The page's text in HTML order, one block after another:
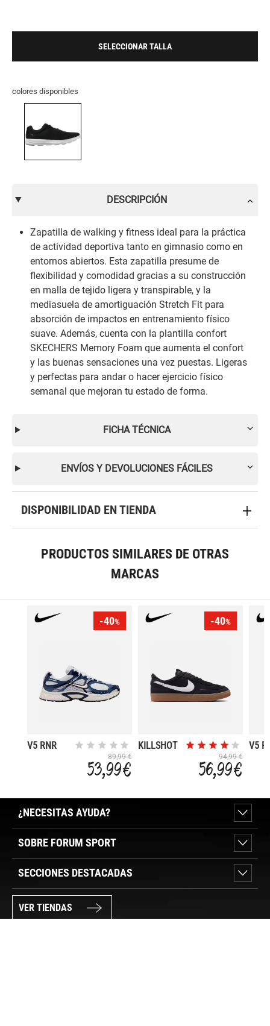
SELECCIONAR TALLA
colores disponibles
DESCRIPCIÓN
Zapatilla de walking y fitness ideal para la práctica
de actividad deportiva tanto en gimnasio como en
entornos abiertos. Esta zapatilla presume de
flexibilidad y comodidad gracias a su construcción
en malla de tejido ligera y transpirable, y la
mediasuela de amortiguación Stretch Fit para
absorción de impactos en entrenamiento físico
suave. Además, cuenta con la plantilla confort
SKECHERS Memory Foam que aumenta el confort
y las buenas sensaciones una vez puestas. Ligeras
y perfectas para andar o hacer ejercicio físico
semanal que mejoran tu estado de forma.
FICHA TÉCNICA
ENVÍOS Y DEVOLUCIONES FÁCILES
DISPONIBILIDAD EN TIENDA
PRODUCTOS SIMILARES DE OTRAS
MARCAS
-40%
V5 RNR
89,99 €
53,99 €
-40%
KILLSHOT
94,99 €
56,99 €
V5
¿NECESITAS AYUDA?
SOBRE FORUM SPORT
SECCIONES DESTACADAS
VER TIENDAS